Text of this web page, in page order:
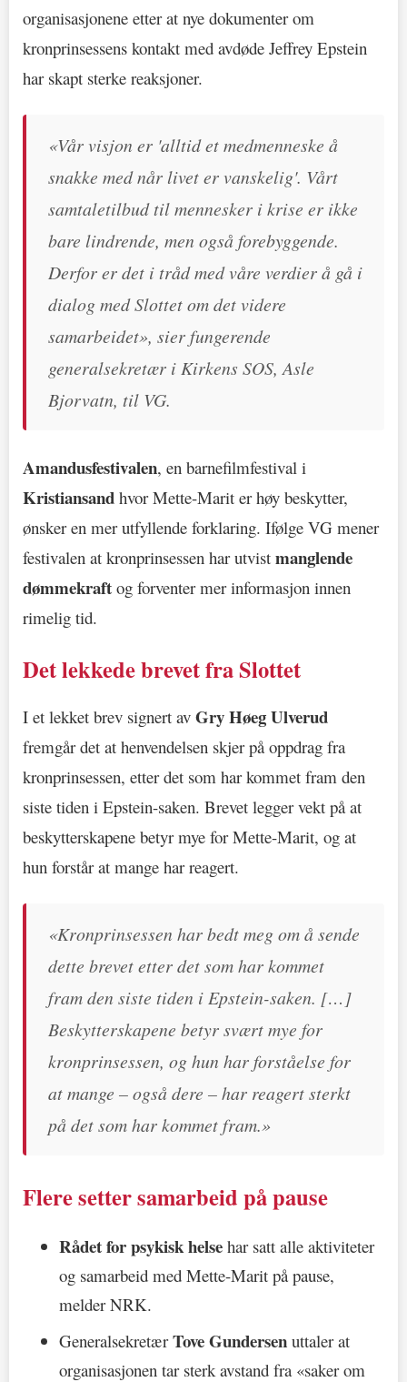
organisasjonene etter at nye dokumenter om
kronprinsessens kontakt med avdøde Jeffrey Epstein
har skapt sterke reaksjoner.
«Vår visjon er 'alltid et medmenneske å
snakke med når livet er vanskelig'. Vårt
samtaletilbud til mennesker i krise er ikke
bare lindrende, men også forebyggende.
Derfor er det i tråd med våre verdier å gå i
dialog med Slottet om det videre
samarbeidet», sier fungerende
generalsekretær i Kirkens SOS, Asle
Bjorvatn, til VG.
Amandusfestivalen, en barnefilmfestival i
Kristiansand hvor Mette-Marit er høy beskytter,
ønsker en mer utfyllende forklaring. Ifølge VG mener
festivalen at kronprinsessen har utvist manglende
dømmekraft og forventer mer informasjon innen
rimelig tid.
Det lekkede brevet fra Slottet
I et lekket brev signert av Gry Høeg Ulverud
fremgår det at henvendelsen skjer på oppdrag fra
kronprinsessen, etter det som har kommet fram den
siste tiden i Epstein-saken. Brevet legger vekt på at
beskytterskapene betyr mye for Mette-Marit, og at
hun forstår at mange har reagert.
«Kronprinsessen har bedt meg om å sende
dette brevet etter det som har kommet
fram den siste tiden i Epstein-saken. […]
Beskytterskapene betyr svært mye for
kronprinsessen, og hun har forståelse for
at mange – også dere – har reagert sterkt
på det som har kommet fram.»
Flere setter samarbeid på pause
Rådet for psykisk helse har satt alle aktiviteter
og samarbeid med Mette-Marit på pause,
melder NRK.
GeneralsekretærTove Gundersen uttaler at
organisasjonen tar sterk avstand fra «saker om